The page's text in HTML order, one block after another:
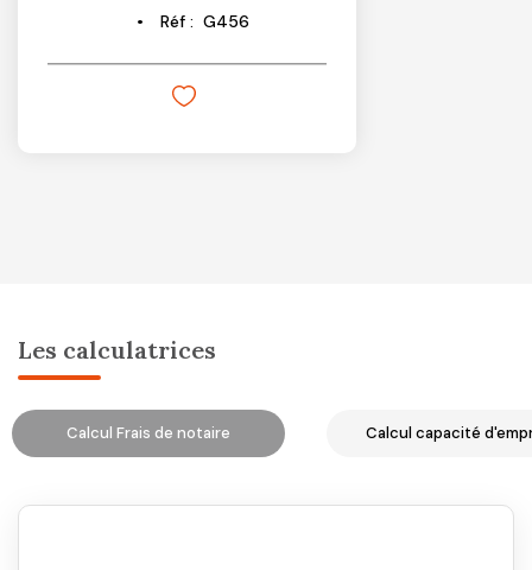
Réf : G456
Les calculatrices
Calcul Frais de notaire Calcul capacité